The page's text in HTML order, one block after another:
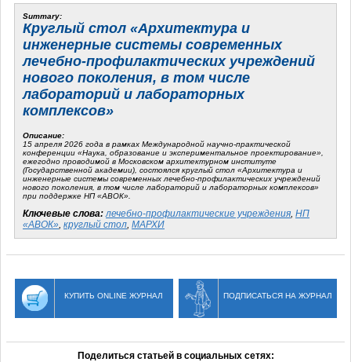
Summary:
Круглый стол «Архитектура и
инженерные системы современных
лечебно-профилактических учреждений
нового поколения, в том числе
лабораторий и лабораторных
комплексов»
Описание:
15 апреля 2026 года в рамках Международной научно-практической
конференции «Наука, образование и экспериментальное проектирование»,
ежегодно проводимой в Московском архитектурном институте
(Государственной академии), состоялся круглый стол «Архитектура и
инженерные системы современных лечебно-профилактических учреждений
нового поколения, в том числе лабораторий и лабораторных комплексов»
при поддержке НП «АВОК».
Ключевые слова: лечебно-профилактические учреждения, НП
«АВОК», круглый стол, МАРХИ
КУПИТЬ ONLINE ЖУРНАЛ ПОДПИСАТЬСЯ НА ЖУРНАЛ
Поделиться статьей в социальных сетях: